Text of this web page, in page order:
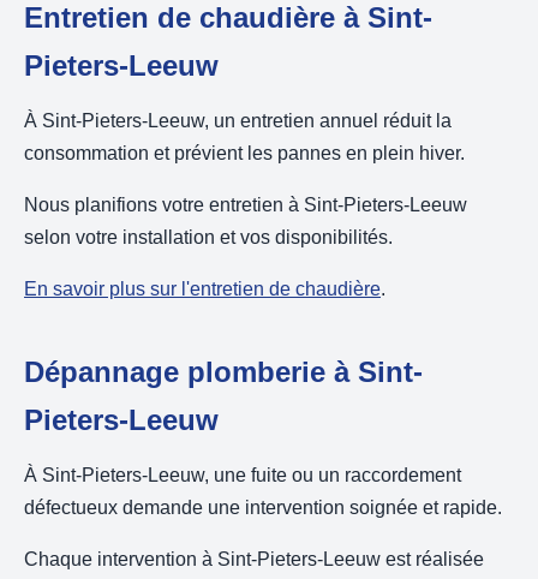
Entretien de chaudière à Sint-
Pieters-Leeuw
À Sint-Pieters-Leeuw, un entretien annuel réduit la
consommation et prévient les pannes en plein hiver.
Nous planifions votre entretien à Sint-Pieters-Leeuw
selon votre installation et vos disponibilités.
En savoir plus sur l'entretien de chaudière.
Dépannage plomberie à Sint-
Pieters-Leeuw
À Sint-Pieters-Leeuw, une fuite ou un raccordement
défectueux demande une intervention soignée et rapide.
Chaque intervention à Sint-Pieters-Leeuw est réalisée